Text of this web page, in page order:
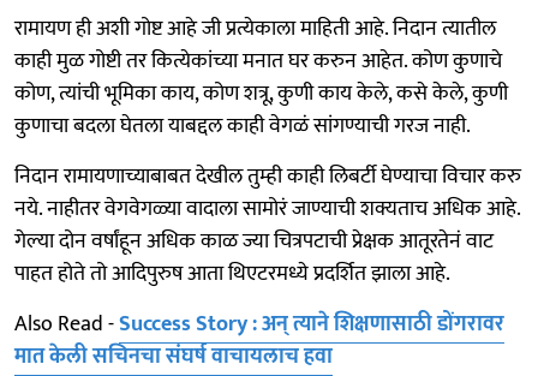
रामायण ही अशी गोष्ट आहे जी प्रत्येकाला माहिती आहे. निदान त्यातील
काही मुळ गोष्टी तर कित्येकांच्या मनात घर करुन आहेत. कोण कुणाचे
कोण, त्यांची भूमिका काय, कोण शत्रू, कुणी काय केले, कसे केले, कुणी
कुणाचा बदला घेतला याबद्दल काही वेगळं सांगण्याची गरज नाही.
निदान रामायणाच्याबाबत देखील तुम्ही काही लिबर्टी घेण्याचा विचार करु
नये. नाहीतर वेगवेगळ्या वादाला सामोरं जाण्याची शक्यताच अधिक आहे.
गेल्या दोन वर्षांहून अधिक काळ ज्या चित्रपटाची प्रेक्षक आतूरतेनं वाट
पाहत होते तो आदिपुरुष आता थिएटरमध्ये प्रदर्शित झाला आहे.
Also Read -Success Story : अन् त्याने शिक्षणासाठी डोंगरावर
मात केली सचिनचा संघर्ष वाचायलाच हवा